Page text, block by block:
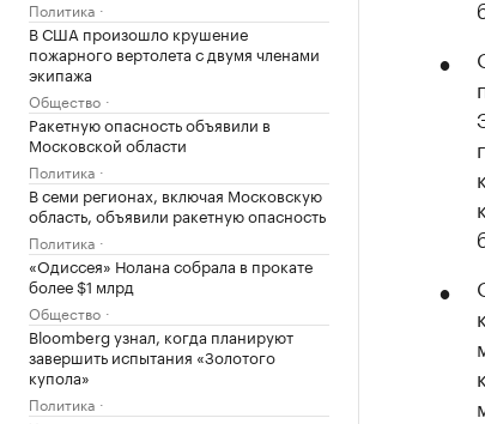
Политика
В США произошло крушение
пожарного вертолета с двумя членами
экипажа
Общество
Ракетную опасность объявили в
Московской области
Политика
В семи регионах, включая Московскую
область, объявили ракетную опасность
Политика
«Одиссея» Нолана собрала в прокате
более $1 млрд
Общество
Bloomberg узнал, когда планируют
завершить испытания «Золотого
купола»
Политика